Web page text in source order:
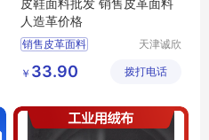
皮鞋面料批发 销售皮革面料
人造革价格
销售皮革面料
人造革价格
天津诚欣
有限公司
￥ 33.90 拨打电话